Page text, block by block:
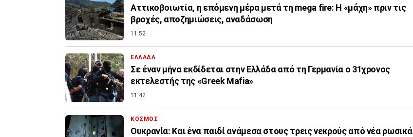
Αττικοβοιωτία, η επόμενη μέρα μετά τη mega fire: Η «μάχη» πριν τις
βροχές, αποζημιώσεις, αναδάσωση
11:52
ΕΛΛΑΔΑ
Σε έναν μήνα εκδίδεται στην Ελλάδα από τη Γερμανία ο 31χρονος
εκτελεστής της «Greek Mafia»
11:42
ΚΟΣΜΟΣ
Ουκρανία: Και ένα παιδί ανάμεσα στους τρεις νεκρούς από νέα ρωσικά